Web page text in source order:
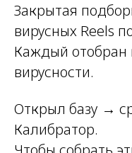
Закрытая
вирусных Reels
Каждый
вирусности.
Открыл базу →
Калибратор.